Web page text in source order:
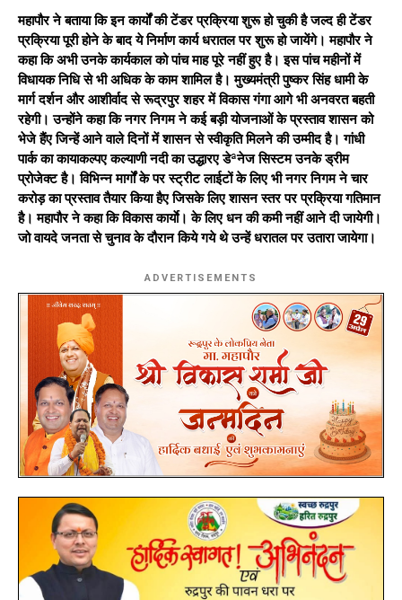
महापौर ने बताया कि इन कार्यों की टेंडर प्रक्रिया शुरू हो चुकी है जल्द ही टेंडर
प्रक्रिया पूरी होने के बाद ये निर्माण कार्य धरातल पर शुरू हो जायेंगे। महापौर ने
कहा कि अभी उनके कार्यकाल को पांच माह पूरे नहीं हुए है। इस पांच महीनों में
विधायक निधि से भी अधिक के काम शामिल है। मुख्यमंत्री पुष्कर सिंह धामी के
मार्ग दर्शन और आशीर्वाद से रूद्रपुर शहर में विकास गंगा आगे भी अनवरत बहती
रहेगी। उन्होंने कहा कि नगर निगम ने कई बड़ी योजनाओं के प्रस्ताव शासन को
भेजे हैंए जिन्हें आने वाले दिनों में शासन से स्वीकृति मिलने की उम्मीद है। गांधी
पार्क का कायाकल्पए कल्याणी नदी का उद्धारए डेªनेज सिस्टम उनके ड्रीम
प्रोजेक्ट है। विभिन्न मार्गों के पर स्ट्रीट लाईटों के लिए भी नगर निगम ने चार
करोड़ का प्रस्ताव तैयार किया हैए जिसके लिए शासन स्तर पर प्रक्रिया गतिमान
है। महापौर ने कहा कि विकास कार्याे। के लिए धन की कमी नहीं आने दी जायेगी।
जो वायदे जनता से चुनाव के दौरान किये गये थे उन्हें धरातल पर उतारा जायेगा।
ADVERTISEMENTS